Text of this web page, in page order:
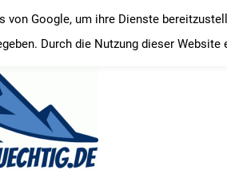
von Google, um ihre Dienste
Durch die Nutzung dieser